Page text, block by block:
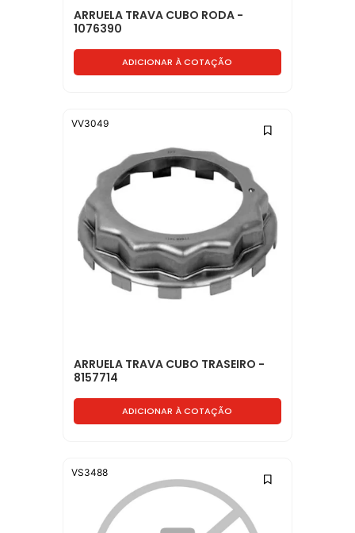
ARRUELA TRAVA CUBO RODA -
1076390
ADICIONAR À COTAÇÃO
ARRUELA TRAVA CUBO TRASEIRO -
8157714
ADICIONAR À COTAÇÃO
VV3049
VS3488